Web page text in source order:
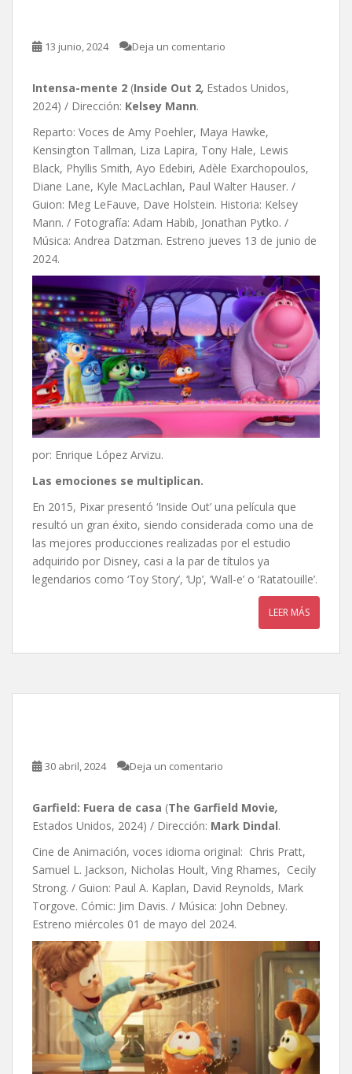
13 junio, 2024 Deja un comentario
Intensa-mente 2 (Inside Out 2, Estados Unidos,
2024) / Dirección: Kelsey Mann.
Reparto: Voces de Amy Poehler, Maya Hawke,
Kensington Tallman, Liza Lapira, Tony Hale, Lewis
Black, Phyllis Smith, Ayo Edebiri, Adèle Exarchopoulos,
Diane Lane, Kyle MacLachlan, Paul Walter Hauser. /
Guion: Meg LeFauve, Dave Holstein. Historia: Kelsey
Mann. / Fotografía: Adam Habib, Jonathan Pytko. /
Música: Andrea Datzman. Estreno jueves 13 de junio de
2024.
por: Enrique López Arvizu.
Las emociones se multiplican.
En 2015, Pixar presentó ‘Inside Out’ una película que
resultó un gran éxito, siendo considerada como una de
las mejores producciones realizadas por el estudio
adquirido por Disney, casi a la par de títulos ya
legendarios como ‘Toy Story’, ‘Up’, ‘Wall-e’ o ‘Ratatouille’.
LEER MÁS
30 abril, 2024 Deja un comentario
Garfield: Fuera de casa (The Garfield Movie,
Estados Unidos, 2024) / Dirección: Mark Dindal.
Cine de Animación, voces idioma original: Chris Pratt,
Samuel L. Jackson, Nicholas Hoult, Ving Rhames, Cecily
Strong. / Guion: Paul A. Kaplan, David Reynolds, Mark
Torgove. Cómic: Jim Davis. / Música: John Debney.
Estreno miércoles 01 de mayo del 2024.